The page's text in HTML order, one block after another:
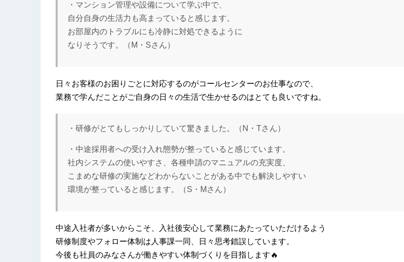
・マンション管理や設備について学ぶ中で、
自分自身の生活力も高まっていると感じます。
お部屋内のトラブルにも冷静に対処できるように
なりそうです。（M・Sさん）
日々お客様のお困りごとに対応するのがコールセンターのお仕事なので、
業務で学んだことがご自身の日々の生活で生かせるのはとても良いですね。
・研修がとてもしっかりしていて驚きました。（N・Tさん）
・中途採用者への受け入れ態勢が整っていると感じています。
社内システムの使いやすさ、各種申請のマニュアルの充実度、
こまめな研修の実施などわからないことがある中でも解決しやすい
環境が整っていると感じます。（S・Mさん）
中途入社者が多いからこそ、入社後安心して業務にあたっていただけるよう
研修制度やフォロー体制は人事課一同、日々思考錯誤しています。
今後も社員のみなさんが働きやすい体制づくりを目指します🔥